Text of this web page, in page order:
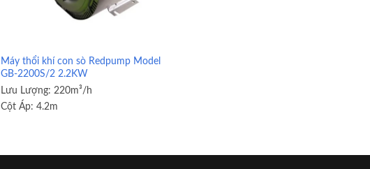
Máy thổi khí con sò Redpump Model
GB-2200S/2 2.2KW
Lưu Lượng: 220m³/h
Cột Áp:4.2m